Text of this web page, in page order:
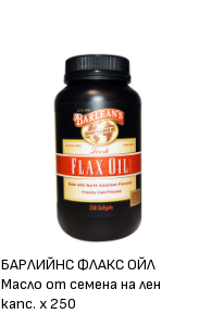
БАРЛИЙНС ФЛАКС ОЙЛ
Масло от семена на лен
капс. х 250